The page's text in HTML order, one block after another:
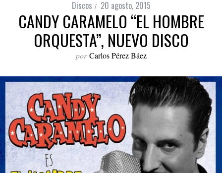
Discos 20 agosto, 2015
CANDY CARAMELO “EL HOMBRE
ORQUESTA”, NUEVO DISCO
por Carlos Pérez Báez